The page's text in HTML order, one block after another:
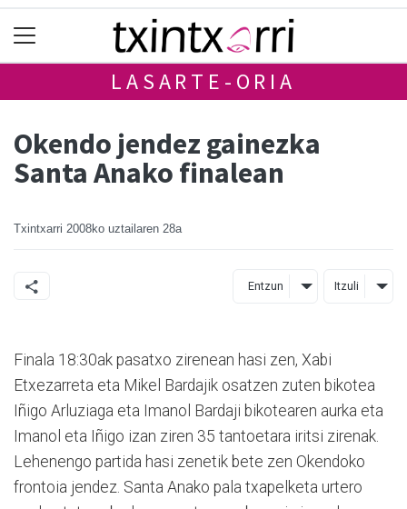
LASARTE-ORIA
Okendo jendez gainezka
Santa Anako finalean
Txintxarri 2008ko uztailaren 28a
Entzun Itzuli
Finala 18:30ak pasatxo zirenean hasi zen, Xabi
Etxezarreta eta Mikel Bardajik osatzen zuten bikotea
Iñigo Arluziaga eta Imanol Bardaji bikotearen aurka eta
Imanol eta Iñigo izan ziren 35 tantoetara iritsi zirenak.
Lehenengo partida hasi zenetik bete zen Okendoko
frontoia jendez. Santa Anako pala txapelketa urtero